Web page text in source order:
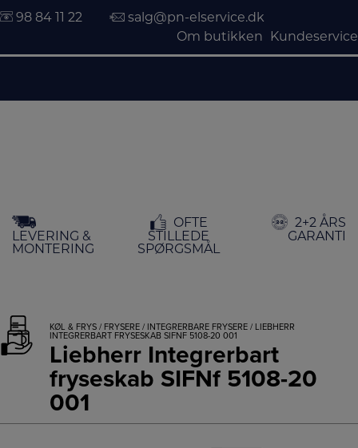
indholdet
98 84 11 22
salg@pn-elservice.dk
Om butikken
Kundeservice
LEVERING &
MONTERING
OFTE
STILLEDE
SPØRGSMÅL
2+2 ÅRS
GARANTI
KØL & FRYS / FRYSERE / INTEGRERBARE FRYSERE / LIEBHERR
INTEGRERBART FRYSESKAB SIFNF 5108-20 001
Liebherr Integrerbart
fryseskab SIFNf 5108-20
001